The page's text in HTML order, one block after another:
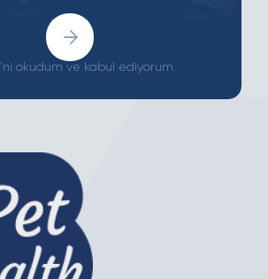
'ni okudum ve kabul ediyorum.